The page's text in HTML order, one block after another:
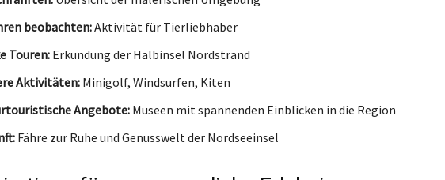
beobachten:Aktivität für Tierliebhaber
Touren:Erkundung der Halbinsel Nordstrand
Aktivitäten:Minigolf, Windsurfen, Kiten
Angebote:Museen mit spannenden Einblicken in die Region
Fähre zur Ruhe und Genusswelt der Nordseeinsel